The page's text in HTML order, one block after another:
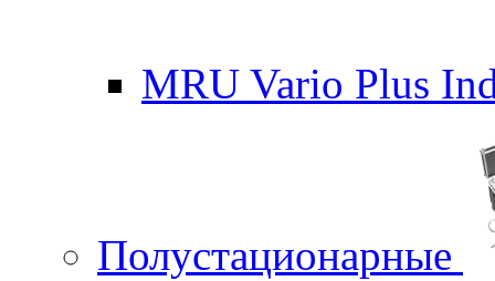
MRU Vario Plus
Полустационарные